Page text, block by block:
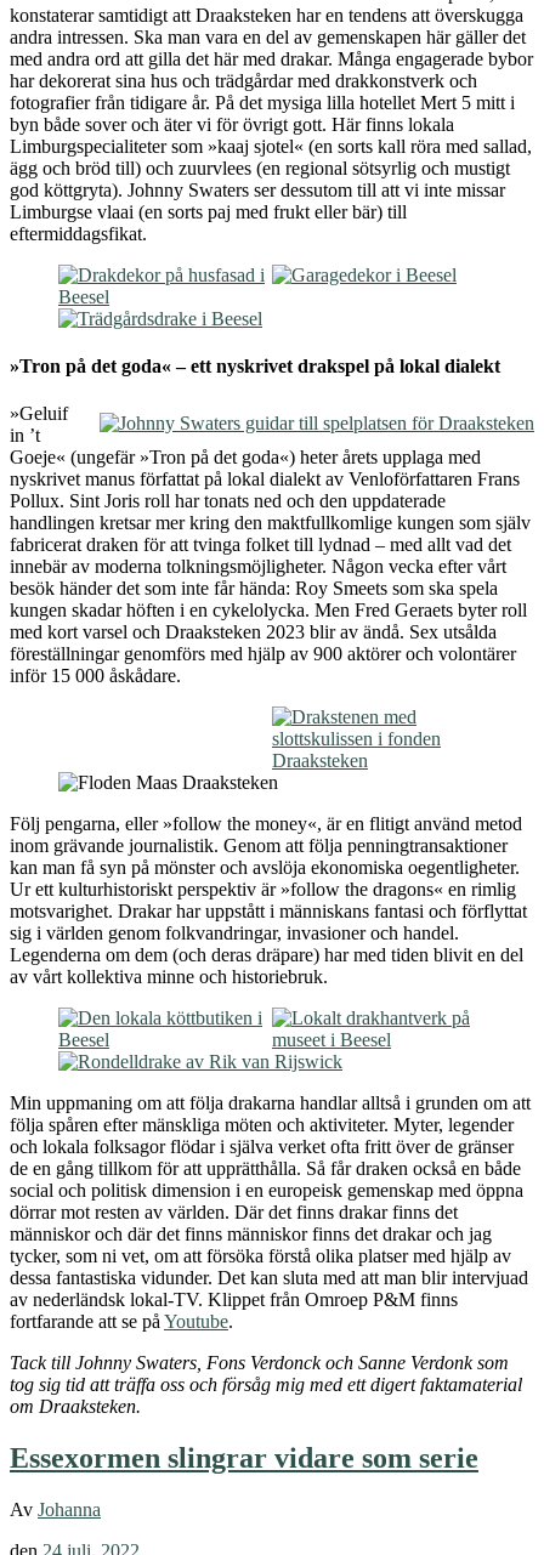
konstaterar samtidigt att Draaksteken har en tendens att överskugga
andra intressen. Ska man vara en del av gemenskapen här gäller det
med andra ord att gilla det här med drakar. Många engagerade bybor
har dekorerat sina hus och trädgårdar med drakkonstverk och
fotografier från tidigare år. På det mysiga lilla hotellet Mert 5 mitt i
byn både sover och äter vi för övrigt gott. Här finns lokala
Limburgspecialiteter som »kaaj sjotel« (en sorts kall röra med sallad,
ägg och bröd till) och zuurvlees (en regional sötsyrlig och mustigt
god köttgryta). Johnny Swaters ser dessutom till att vi inte missar
Limburgse vlaai (en sorts paj med frukt eller bär) till
eftermiddagsfikat.
»Tron på det goda«– ett nyskrivet drakspel på lokal dialekt
»Geluif
in ’t
Goeje« (ungefär »Tron på det goda«) heter årets upplaga med
nyskrivet manus författat på lokal dialekt av Venloförfattaren Frans
Pollux. Sint Joris roll har tonats ned och den uppdaterade
handlingen kretsar mer kring den maktfullkomlige kungen som själv
fabricerat draken för att tvinga folket till lydnad – med allt vad det
innebär av moderna tolkningsmöjligheter. Någon vecka efter vårt
besök händer det som inte får hända: Roy Smeets som ska spela
kungen skadar höften i en cykelolycka. Men Fred Geraets byter roll
med kort varsel och Draaksteken 2023 blir av ändå. Sex utsålda
föreställningar genomförs med hjälp av 900 aktörer och volontärer
inför 15 000 åskådare.
Följ pengarna, eller »follow the money«, är en flitigt använd metod
inom grävande journalistik. Genom att följa penningtransaktioner
Ur ett kulturhistoriskt perspektiv är »follow the dragons« en rimlig
motsvarighet. Drakar har uppstått i människans fantasi och förflyttat
sig i världen genom folkvandringar, invasioner och handel.
Legenderna om dem (och deras dräpare) har med tiden blivit en del
av vårt kollektiva minne och historiebruk.
Min uppmaning om att följa drakarna handlar alltså i grunden om att
och lokala folksagor flödar i själva verket ofta fritt över de gränser
de en gång tillkom för att upprätthålla. Så får draken också en både
social och politisk dimension i en europeisk gemenskap med öppna
människor och där det finns människor finns det drakar och jag
tycker, som ni vet, om att försöka förstå olika platser med hjälp av
av nederländsk lokal-TV. Klippet från Omroep P&M finns
fortfarande att se på